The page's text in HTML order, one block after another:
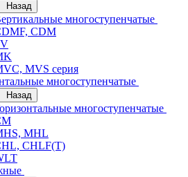
Назад
многоступенчатые
CDM
MVS серия
многоступенчатые
Назад
многоступенчатые
MHL
CHLF(T)